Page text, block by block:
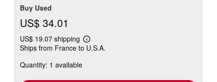
Buy Used
US$ 34.01
US$ 19.07 shipping
Learn
more
Ships from France to U.S.A.
Quantity: 1 available